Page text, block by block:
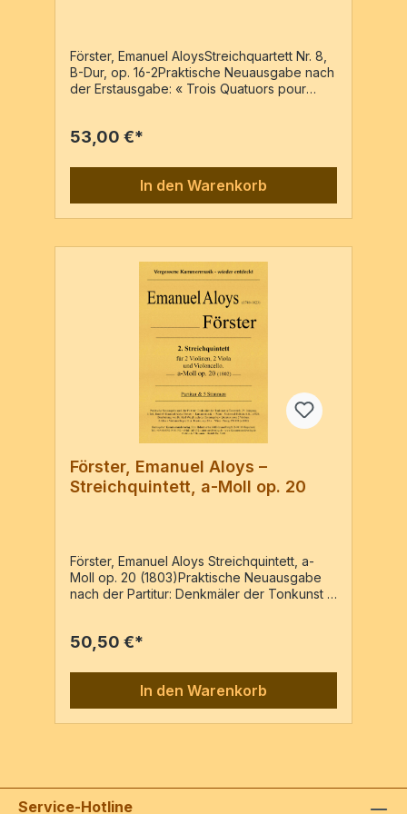
Förster, Emanuel AloysStreichquartett Nr. 8,
B-Dur, op. 16-2Praktische Neuausgabe nach
der Erstausgabe: « Trois Quatuors pour
chez Artaria et Comp. » VN 741, c1799, 4
Seiten
53,00 €*
In den Warenkorb
Förster, Emanuel Aloys –
Streichquintett, a-Moll op. 20
Förster, Emanuel Aloys Streichquintett, a-
Moll op. 20 (1803)Praktische Neuausgabe
nach der Partitur: Denkmäler der Tonkunst in
Wien : Universal-Edition A.G., c1928;
Erstausgabe:« Quintuor pour 2 Violons, 2
Altes e Violoncelle par E. A. Förster, op. 20 »
Wien : Traeg, PN 138 (c1802)2 Vl, 2 Va,
VcPartitur & 5 Stimmen
50,50 €*
In den Warenkorb
Service-Hotline